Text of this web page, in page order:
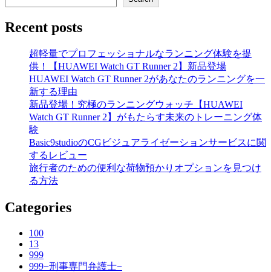
Recent posts
超軽量でプロフェッショナルなランニング体験を提
供！【HUAWEI Watch GT Runner 2】新品登場
HUAWEI Watch GT Runner 2があなたのランニングを一
新する理由
新品登場！究極のランニングウォッチ【HUAWEI
Watch GT Runner 2】がもたらす未来のトレーニング体
験
Basic9studioのCGビジュアライゼーションサービスに関
するレビュー
旅行者のための便利な荷物預かりオプションを見つけ
る方法
Categories
100
13
999
999−刑事専門弁護士−